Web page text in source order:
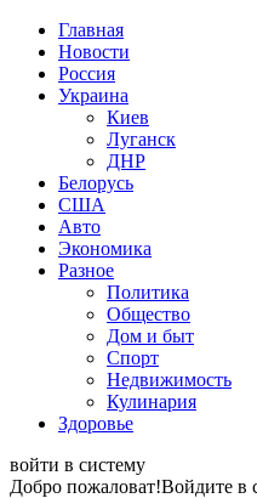
Главная
Новости
Россия
Украина
Киев
Луганск
ДНР
Белорусь
США
Авто
Экономика
Разное
Политика
Общество
Дом и быт
Спорт
Недвижимость
Кулинария
Здоровье
войти в систему
Добро пожаловат!Войдите в